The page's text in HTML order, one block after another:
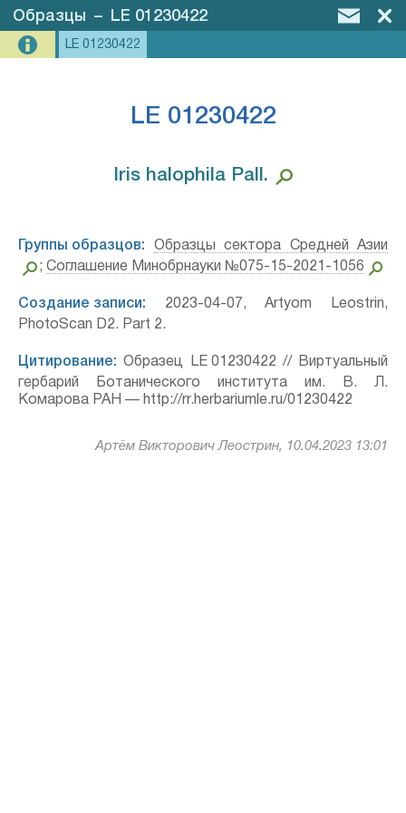
Образцы – LE 01230422
LE 01230422
LE 01230422
Iris halophila Pall.⁣
Группы образцов:
Образцы сектора Средней Азии
; Соглашение Минобрнауки №075-15-2021-1056
Создание записи: 2023-04-07, Artyom Leostrin,
PhotoScan D2. Part 2.
Цитирование: Образец LE 01230422 // Виртуальный
гербарий Ботанического института им. В. Л.
Комарова РАН — http://rr.herbariumle.ru/01230422
Артём Викторович Леострин, 10.04.2023 13:01